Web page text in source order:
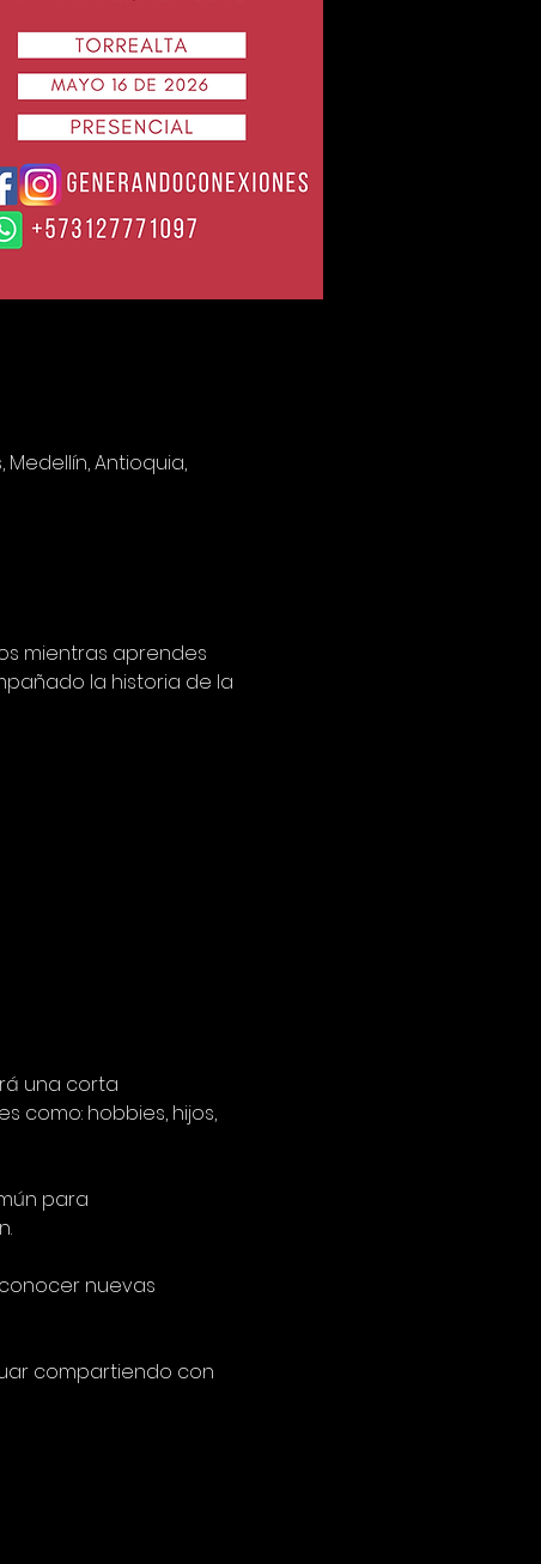
Medellín, Antioquia,
mientras aprendes
la historia de la
una corta
como: hobbies, hijos,
para
nuevas
compartiendo con